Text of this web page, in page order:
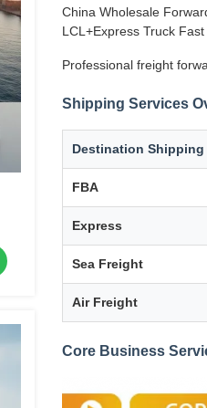
China Wholesale
LCL+Express Truck
Professional freight
Shipping Services
Destination Shipping
FBA
Express
Sea Freight
Air Freight
Core Business